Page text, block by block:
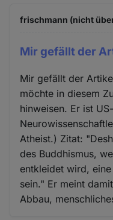
frischmann (nicht
Mir gefällt der
Mir gefällt der
möchte in diesem
hinweisen. Er ist
Atheist.) Zitat:
des Buddhismus,
entkleidet wird,
sein." Er meint
Abbau,